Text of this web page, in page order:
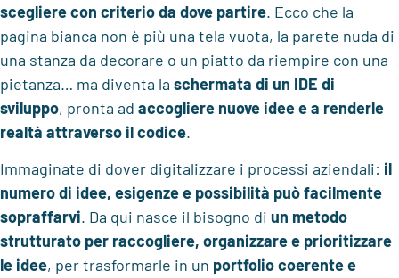
scegliere con criterio da dove partire. Ecco che la
pagina bianca non è più una tela vuota, la parete nuda di
una stanza da decorare o un piatto da riempire con una
pietanza… ma diventa la schermata di un IDE di
sviluppo, pronta ad accogliere nuove idee e a renderle
realtà attraverso il codice.
Immaginate di dover digitalizzare i processi aziendali: il
numero di idee, esigenze e possibilità può facilmente
sopraffarvi. Da qui nasce il bisogno di un metodo
strutturato per raccogliere, organizzare e prioritizzare
le idee, per trasformarle in un portfolio coerente e